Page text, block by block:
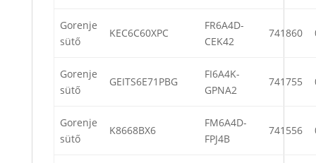
Gorenje
sütő
KEC6C60XPC
FR6A4D-
CEK42
741860
Gorenje
sütő
GEITS6E71PBG
FI6A4K-
GPNA2
741755
Gorenje
sütő
K8668BX6
FM6A4D-
FPJ4B
741556